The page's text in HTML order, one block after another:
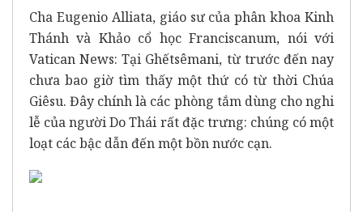
Cha Eugenio Alliata, giáo sư của phân khoa Kinh
Thánh và Khảo cổ học Franciscanum, nói với
Vatican News: Tại Ghếtsêmani, từ trước đến nay
chưa bao giờ tìm thấy một thứ có từ thời Chúa
Giêsu. Đây chính là các phòng tắm dùng cho nghi
lễ của người Do Thái rất đặc trưng: chúng có một
loạt các bậc dẫn đến một bồn nước cạn.